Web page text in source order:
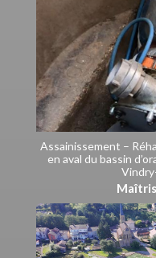
Assainissement –
en aval du bassin